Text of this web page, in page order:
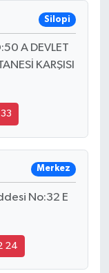
Silopi
A DEVLET
KARŞISI
Merkez
No:32 E
24